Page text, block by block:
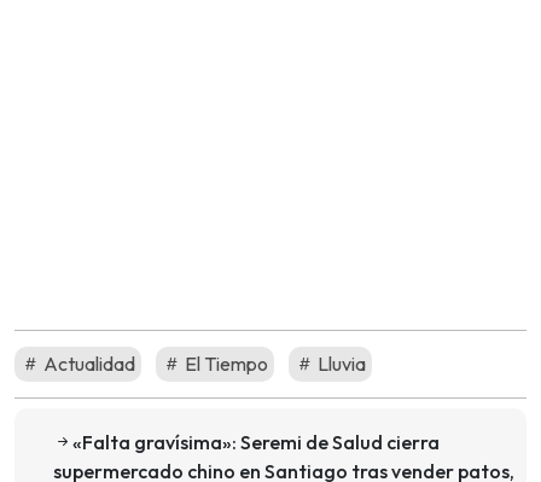
Actualidad El Tiempo Lluvia
«Falta gravísima»: Seremi de Salud cierra
supermercado chino en Santiago tras vender patos,